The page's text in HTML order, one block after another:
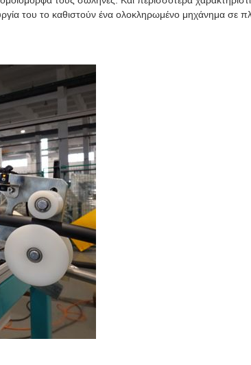
του το καθιστούν ένα ολοκληρωμένο μηχάνημα σε